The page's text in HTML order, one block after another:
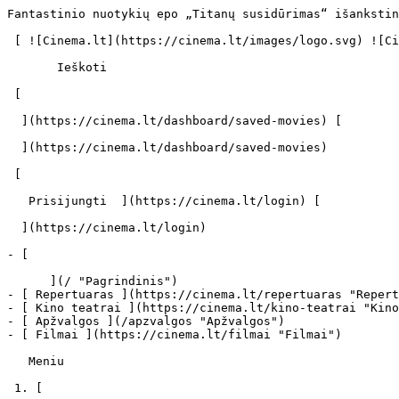
Fantastinio nuotykių epo „Titanų susidūrimas“ išankstinės premjeros Lietuvoje - cinema.lt                            Ieškoti     

 [ ![Cinema.lt](https://cinema.lt/images/logo.svg) ![Cinema.lt](https://cinema.lt/images/favicon.svg) ](https://cinema.lt "Cinema.lt")

       Ieškoti     

 [  

  ](https://cinema.lt/dashboard/saved-movies) [  

  ](https://cinema.lt/dashboard/saved-movies)

 [  

   Prisijungti  ](https://cinema.lt/login) [  

  ](https://cinema.lt/login) 

- [  

      ](/ "Pagrindinis")
- [ Repertuaras ](https://cinema.lt/repertuaras "Repertuaras")
- [ Kino teatrai ](https://cinema.lt/kino-teatrai "Kino teatrai")
- [ Apžvalgos ](/apzvalgos "Apžvalgos")
- [ Filmai ](https://cinema.lt/filmai "Filmai")

   Meniu   

 1. [ 

      cinema.lt  ](/)
2. [  Naujienos  ](https://cinema.lt/naujienos)
3. Fantastinio nuotykių epo „Titanų susidūrimas“ išankstinės premjeros Lietuvoje

Fantastinio nuotykių epo „Titanų susidūrimas“ išankstinės premjeros Lietuvoje
=============================================================================

Balandžio viduryje į Lietuvą atkeliauja įspūdingiausias šio pavasario filmas — fantastinis nuotykių epas „Titanų susidūrimas“. Patys nekantriausi šią 3D specialiųjų efektų kupiną juostą galės pamatyti anksčiau: balandžio 14 ir 15 d. įvyks išankstinės „Titanų susidūrimo“ premjeros.

Filmas Nr. 1 Amerikoje! „Titanų susidūrimas“ jau įsiveržė į žiūrimiausių filmų sąrašo viršūnę, per premjeros savaitgalį surinkęs daugiau nei 60 milijonų JAV dolerių pajamų. Fantastinio nuotykių epo kūrėjai yra įsitikinę, kad įspūdingi vaizdai, didingos kovų scenos, gigantiškos mitinės būtybės ir žmogiškų aistrų kupina istorija pakerės žiūrovus visame pasaulyje.

Į senovės graikų mitologiją kviečia pasinerti režisierius Louisas Leterrieris, kino industrijoje išgarsėjęs tokiais veiksmo trileriais kaip „Nerealusis Halkas“, „Transporteris“ ir „Transporteris 2“. Jis remdamasis 1981-aisiais pastatyto „Titanų susidūrimo“ scenarijumi naujam gyvenimui prikėlė senovės graikų mitus apie dievo Dzeuso ir Argo princesės Danajos sūnų Persėją.

Negalėjęs apsaugoti savo šeimos nuo kerštingo požemių pasaulio valdovo Hado ir neturintis ką prarasti Persėjas su būriu drąsiausių Graikijos vyrų leidžiasi į pavojingą kelionę, kad padėtų Dzeusui apsaugoti žemę nuo chaoso ir Hado pabaisų. Persėjo kelyje laukia susitikimas su viena baimę, siaubą ir nerimą įkūnijančiomis senėmis grajomis, jų seserimis gorgonomis, vieną jų padėsiančiomis nugalėti žaviomis nimfomis, siaubingais monstrais ir demonais bei milžiniška pabaisa krakenu. Nugalėti monstrus Persėjui padės įgimta drąsa, gebėjimas suvokti ir priimti tėvo Dzeuso jam suteiktą dieviškąją jėgą ir meilė žaviajai Etiopijos karaliaus dukrai Andromedai.

„Tau nereikia būti dievu, kad pasiektum užsibrėžtą tikslą. Tau reikia pasitikėjimo savo jėgomis ir bendraminčių, kurie padėtų to tikslo siekti. Tokia pagrindinė šio filmo mintis,“ — sako pusdievį Persėją atnaujintame „Titanų susidūrime“ suvaidinęs Samas Worthingtonas, po filmo „Įsikūnijimas“ įžengęs į daugiausiai pasaulyje uždirbančių A kategorijos aktorių lygą. „Manau, kad šis filmas — tai dar vienas didelis žingsnis į viršų mano karjeroje”, — sako jis. „Titanų susidūrime“ netikėtame amplua pasirodo ir kitos Holivudo įžymybės: Liamas Neesonas vaidina Dzeusą, Ralphas Fiennesas — Hadą, Gemma Arterton — nimfą Io, Alexa Davalos — Persėjo mylimąją Andromedą.

Specialiųjų efektų kupiną „Titanų susidūrimą“ Lietuvoje pristatantys kino platintojai „Garsų pasaulio įrašai“ kartu su žurnalu „Cosmopolitan“ ir kino teatrais „Forum Cinemas“ Lietuvoje organizuoja išankstinius seansus — COSMO VIP PREMJERAS, į kurias žiūrovai kviečiami ateiti apsirengę kaip senovės graikų dievai. Staigmenos jose taip pat laukia graikų mitologijos žinovų ir ištikimų „Cosmopolitan“ skaitytojų. Beje, į „Titanų susidūrimo“ išankstinę 3D premjerą Kaune bilietus internetu galima įsigyti su E-nuolaida — tik po 13 Lt!

Nenorintys likti prieš seansą už durų, kviečiami bilietus įsigyti kuo anksčiau. Bilietų rezervavimas telefonu: Vilniuje, Kaune, Šiauliuose ir Panevėžyje — 1567 (bilietus galima įsigyti internetu forumcinemas.lt), Alytuje — (8 315) 76228, Marijampolėje — (8 343) 54 787.

Fantastinio